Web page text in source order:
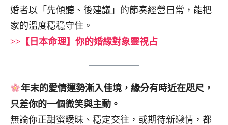
婚者以「先傾聽、後建議」的節奏經營日常，能把
家的溫度穩穩守住。
>>【日本命理】你的婚緣對象靈視占
年末的愛情運勢漸入佳境，緣分有時近在咫尺，
只差你的一個微笑與主動。
無論你正甜蜜曖昧、穩定交往，或期待新戀情，都